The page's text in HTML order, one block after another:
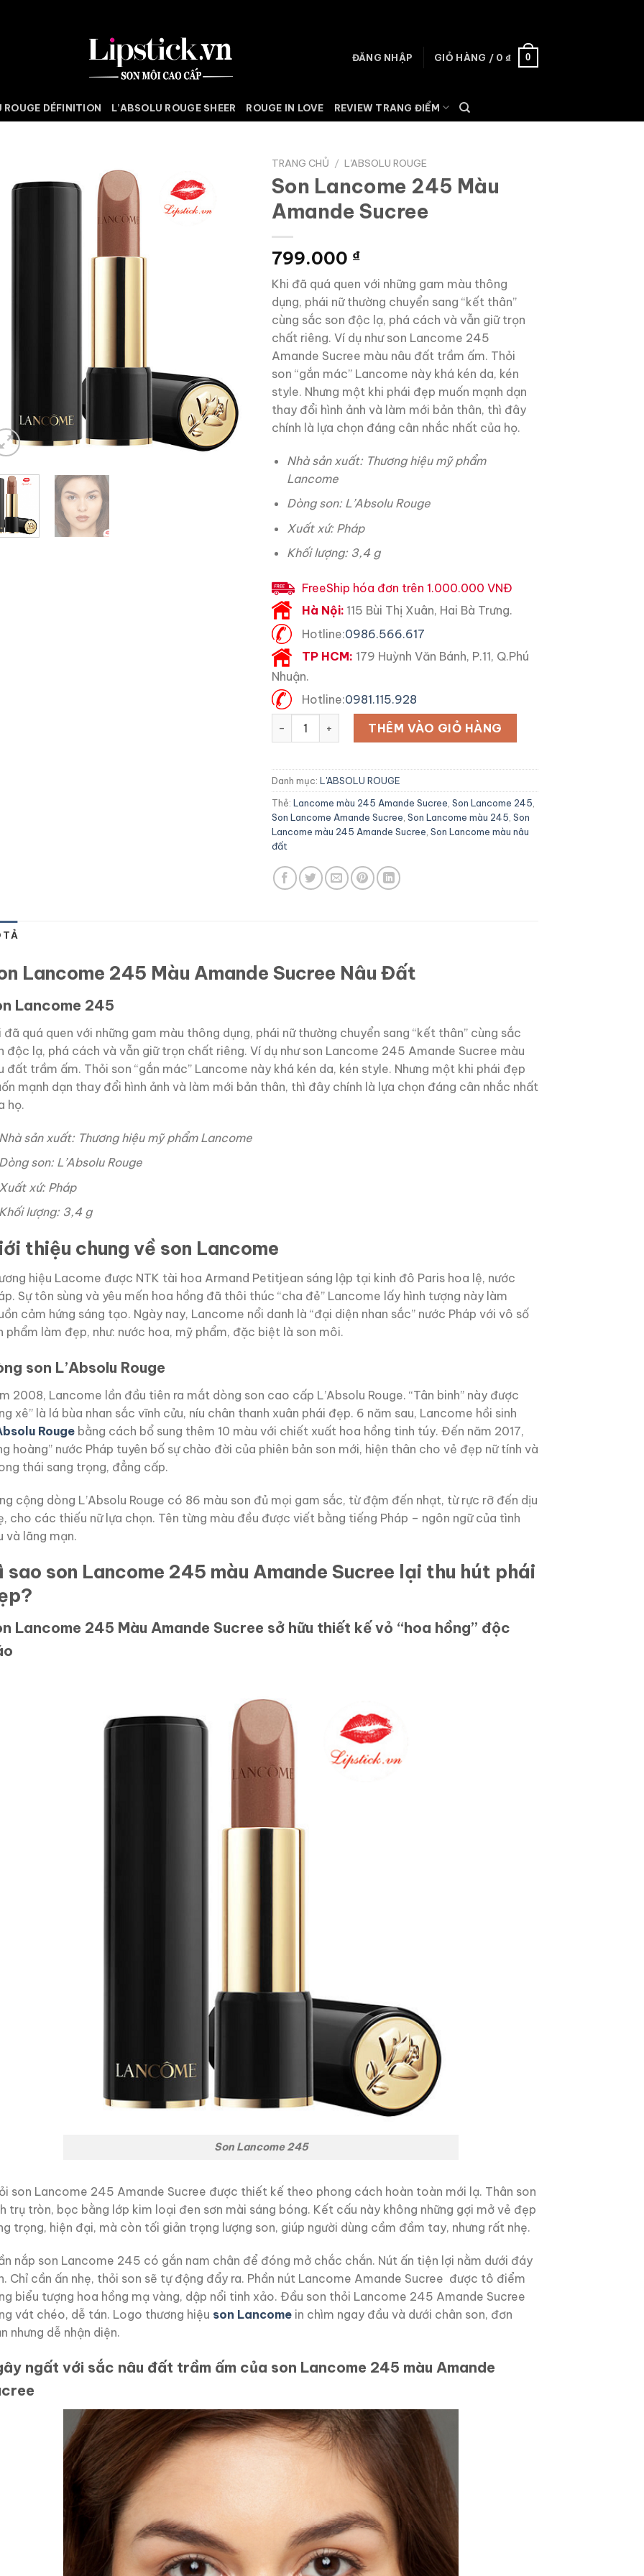
ĐĂNG NHẬP GIỎ HÀNG / 0 ₫ 0
ROUGE DÉFINITION L’ABSOLU ROUGE SHEER ROUGE IN LOVE REVIEW TRANG ĐIỂM
TRANG CHỦ / L'ABSOLU ROUGE
Son Lancome 245 Màu
Amande Sucree
799.000 ₫
Khi đã quá quen với những gam màu thông
dụng, phái nữ thường chuyển sang “kết thân”
cùng sắc son độc lạ, phá cách và vẫn giữ trọn
chất riêng. Ví dụ như son Lancome 245
Amande Sucree màu nâu đất trầm ấm. Thỏi
son “gắn mác” Lancome này khá kén da, kén
style. Nhưng một khi phái đẹp muốn mạnh dạn
thay đổi hình ảnh và làm mới bản thân, thì đây
chính là lựa chọn đáng cân nhắc nhất của họ.
Nhà sản xuất: Thương hiệu mỹ phẩm
Lancome
Dòng son: L’Absolu Rouge
Xuất xứ: Pháp
Khối lượng: 3,4 g
FreeShip hóa đơn trên 1.000.000 VNĐ
Hà Nội: 115 Bùi Thị Xuân, Hai Bà Trưng.
Hotline:0986.566.617
TP HCM: 179 Huỳnh Văn Bánh, P.11, Q.Phú
Nhuận.
Hotline:0981.115.928
Son Lancome 245 Màu Amande Sucree số lượng
THÊM VÀO GIỎ HÀNG
Danh mục:L'ABSOLU ROUGE
Thẻ:Lancome màu 245 Amande Sucree ,Son Lancome 245
Son Lancome Amande Sucree ,Son Lancome màu 245 ,Son
Lancome màu 245 Amande Sucree ,Son Lancome màu nâu
đất
TẢ
Lancome 245 Màu Amande Sucree Nâu Đất
Lancome 245
đã quá quen với những gam màu thông dụng, phái nữ thường chuyển sang “kết thân” cùng sắc
độc lạ, phá cách và vẫn giữ trọn chất riêng. Ví dụ như son Lancome 245 Amande Sucree màu
đất trầm ấm. Thỏi son “gắn mác” Lancome này khá kén da, kén style. Nhưng một khi phái đẹp
mạnh dạn thay đổi hình ảnh và làm mới bản thân, thì đây chính là lựa chọn đáng cân nhắc nhất
họ.
sản xuất: Thương hiệu mỹ phẩm Lancome
son: L’Absolu Rouge
xứ: Pháp
lượng: 3,4 g
thiệu chung về son Lancome
hiệu Lacome được NTK tài hoa Armand Petitjean sáng lập tại kinh đô Paris hoa lệ, nước
Sự tôn sùng và yêu mến hoa hồng đã thôi thúc “cha đẻ” Lancome lấy hình tượng này làm
cảm hứng sáng tạo. Ngày nay, Lancome nổi danh là “đại diện nhan sắc” nước Pháp với vô số
phẩm làm đẹp, như: nước hoa, mỹ phẩm, đặc biệt là son môi.
son L’Absolu Rouge
2008, Lancome lần đầu tiên ra mắt dòng son cao cấp L’Absolu Rouge. “Tân binh” này được
xê” là lá bùa nhan sắc vĩnh cửu, níu chân thanh xuân phái đẹp. 6 năm sau, Lancome hồi sinh
Rougebằng cách bổ sung thêm 10 màu với chiết xuất hoa hồng tinh túy. Đến năm 2017,
hoàng” nước Pháp tuyên bố sự chào đời của phiên bản son mới, hiện thân cho vẻ đẹp nữ tính và
thái sang trọng, đẳng cấp.
cộng dòng L’Absolu Rouge có 86 màu son đủ mọi gam sắc, từ đậm đến nhạt, từ rực rỡ đến dịu
cho các thiếu nữ lựa chọn. Tên từng màu đều được viết bằng tiếng Pháp – ngôn ngữ của tình
và lãng mạn.
sao son Lancome 245 màu Amande Sucree lại thu hút phái
Lancome 245 Màu Amande Sucree sở hữu thiết kế vỏ “hoa hồng” độc
Son Lancome 245
son Lancome 245 Amande Sucree được thiết kế theo phong cách hoàn toàn mới lạ. Thân son
trụ tròn, bọc bằng lớp kim loại đen sơn mài sáng bóng. Kết cấu này không những gợi mở vẻ đẹp
trọng, hiện đại, mà còn tối giản trọng lượng son, giúp người dùng cầm đầm tay, nhưng rất nhẹ.
nắp son Lancome 245 có gắn nam chân để đóng mở chắc chắn. Nút ấn tiện lợi nằm dưới đáy
Chỉ cần ấn nhẹ, thỏi son sẽ tự động đẩy ra. Phần nút Lancome Amande Sucree được tô điểm
biểu tượng hoa hồng mạ vàng, dập nổi tinh xảo. Đầu son thỏi Lancome 245 Amande Sucree
vát chéo, dễ tán. Logo thương hiệu son Lancomein chìm ngay đầu và dưới chân son, đơn
nhưng dễ nhận diện.
ngất với sắc nâu đất trầm ấm của son Lancome 245 màu Amande